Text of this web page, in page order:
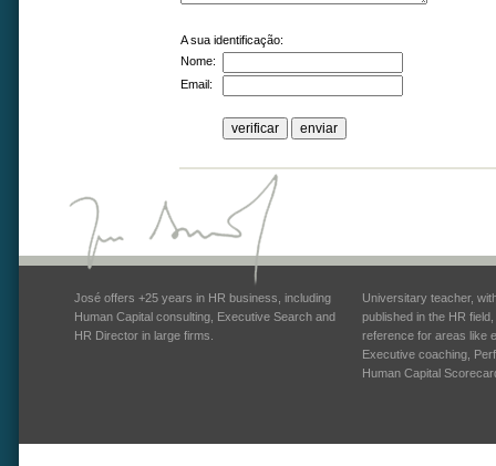
A sua identificação:
Nome:
Email:
José offers +25 years in HR business, including
Human Capital consulting, Executive Search and
HR Director in large firms.
Universitary teacher,
published in the HR
reference for areas like
Executive coaching,
Human Capital